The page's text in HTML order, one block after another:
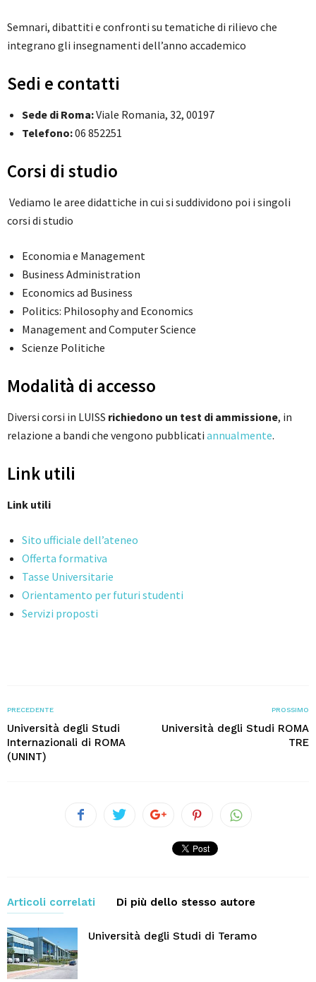
Semnari, dibattiti e confronti su tematiche di rilievo che
integrano gli insegnamenti dell’anno accademico
Sedi e contatti
Sede di Roma:Viale Romania, 32, 00197
Telefono:06 852251
Corsi di studio
Vediamo le aree didattiche in cui si suddividono poi i singoli
corsi di studio
Economia e Management
Business Administration
Economics ad Business
Politics: Philosophy and Economics
Management and Computer Science
Scienze Politiche
Modalità di accesso
Diversi corsi in LUISS richiedono un test di ammissione, in
relazione a bandi che vengono pubblicati annualmente.
Link utili
Link utili
Sito ufficiale dell’ateneo
Offerta formativa
Tasse Universitarie
Orientamento per futuri studenti
Servizi proposti
PRECEDENTE
Università degli Studi
Internazionali di ROMA
(UNINT)
PROSSIMO
Università degli Studi ROMA
TRE
Articoli correlati Di più dello stesso autore
Università degli Studi di Teramo